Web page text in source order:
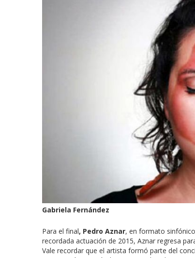
Gabriela Fernández
Para el final, Pedro Aznar, en formato
recordada actuación de 2015, Aznar regresa
Vale recordar que el artista formó parte del